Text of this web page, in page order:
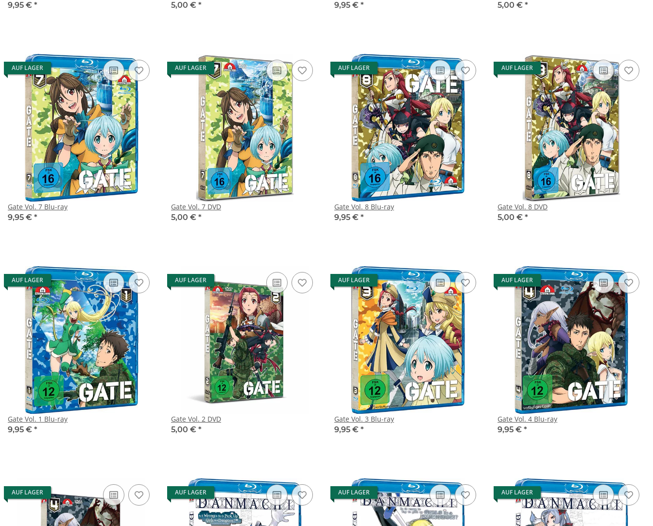
9,95 € *
5,00 € *
9,95 € *
5,00 € *
AUF LAGER
Gate Vol. 7 Blu-ray
9,95 € *
AUF LAGER
Gate Vol. 7 DVD
5,00 € *
AUF LAGER
Gate Vol. 8 Blu-ray
9,95 € *
AUF LAGER
Gate Vol. 8 DVD
5,00 € *
AUF LAGER
Gate Vol. 1 Blu-ray
9,95 € *
AUF LAGER
Gate Vol. 2 DVD
5,00 € *
AUF LAGER
Gate Vol. 3 Blu-ray
9,95 € *
AUF LAGER
Gate Vol. 4 Blu-ray
9,95 € *
AUF LAGER AUF LAGER AUF LAGER AUF LAGER